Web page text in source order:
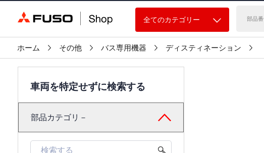
全てのカテゴリー
ホーム その他 バス専用機器 ディスティネーション
車両を特定せずに検索する
部品カテゴリ－